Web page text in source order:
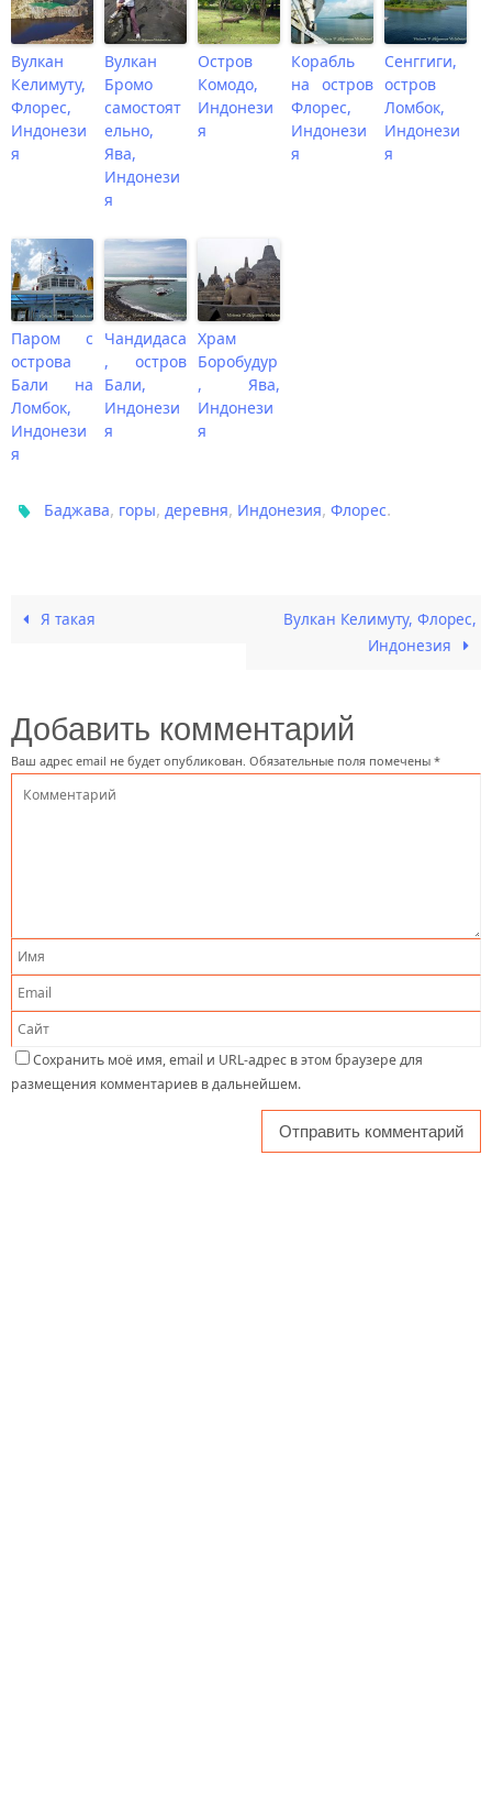
Вулкан
Келимуту,
Флорес,
Индонези
я
Вулкан
Бромо
самостоят
ельно,
Ява,
Индонези
я
Остров
Комодо,
Индонези
я
Корабль
на остров
Флорес,
Индонези
я
Сенггиги,
остров
Ломбок,
Индонези
я
Паром с
острова
Бали на
Ломбок,
Индонези
я
Чандидаса
, остров
Бали,
Индонези
я
Храм
Боробудур
, Ява,
Индонези
я
Баджава, горы,деревня, Индонезия,Флорес.
Я такая
Вулкан Келимуту, Флорес,
Индонезия
Добавить комментарий
Ваш адрес email не будет опубликован. Обязательные поля помечены *
Сохранить моё имя, email и URL-адрес в этом браузере для
размещения комментариев в дальнейшем.